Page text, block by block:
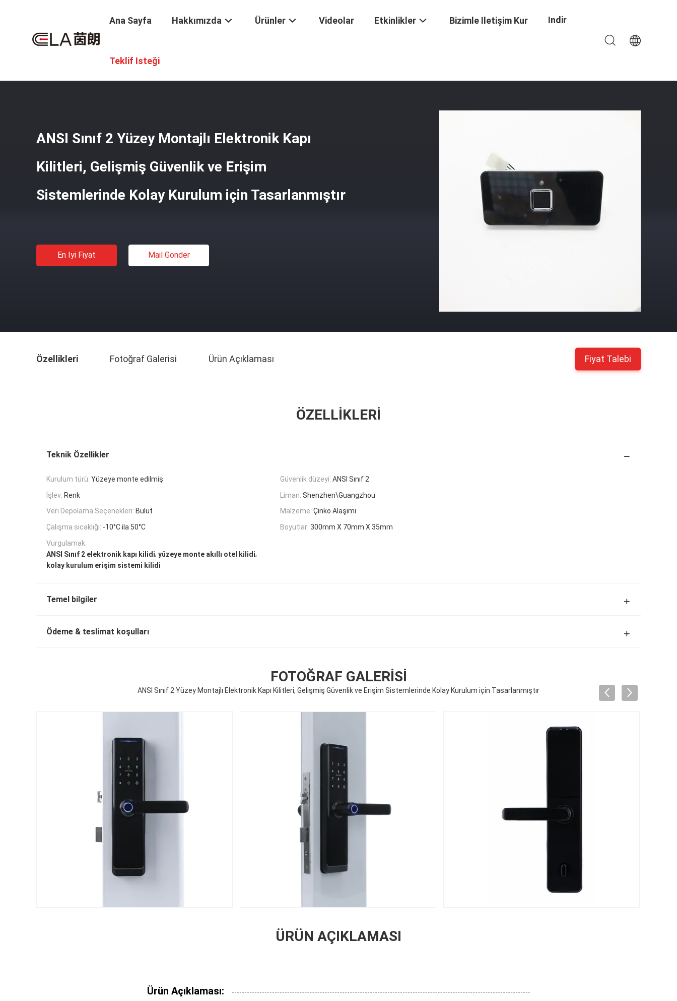
Ana Sayfa Hakkımızda Ürünler Videolar Etkinlikler Bizimle Iletişim Kur Indir
Teklif Isteği
ANSI Sınıf 2 Yüzey Montajlı Elektronik Kapı
Kilitleri, Gelişmiş Güvenlik ve Erişim
Sistemlerinde Kolay Kurulum için Tasarlanmıştır
En Iyi Fiyat Mail Gönder
Özellikleri Fotoğraf Galerisi Ürün Açıklaması Fiyat Talebi
ÖZELLIKLERI
Teknik Özellikler
Kurulum türü: Yüzeye monte edilmiş Güvenlik düzeyi: ANSI Sınıf 2
İşlev: Renk Liman: Shenzhen\Guangzhou
Veri Depolama Seçenekleri: Bulut Malzeme: Çinko Alaşımı
Çalışma sıcaklığı: -10°C ila 50°C Boyutlar: 300mm X 70mm X 35mm
Vurgulamak:
ANSI Sınıf 2 elektronik kapı kilidi, yüzeye monte akıllı otel kilidi,
kolay kurulum erişim sistemi kilidi
Temel bilgiler
Ödeme & teslimat koşulları
FOTOĞRAF GALERISI
ANSI Sınıf 2 Yüzey Montajlı Elektronik Kapı Kilitleri, Gelişmiş Güvenlik ve Erişim Sistemlerinde Kolay Kurulum için Tasarlanmıştır
ÜRÜN AÇIKLAMASI
Ürün Açıklaması: